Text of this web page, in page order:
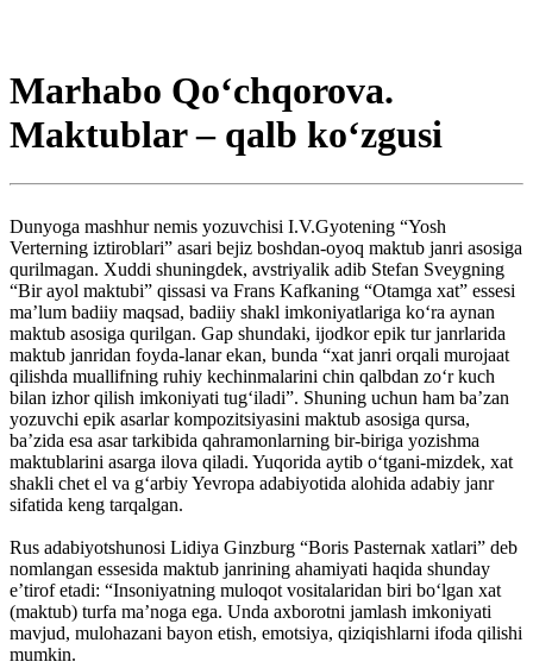
Marhabo Qo‘chqorova.
Maktublar – qalb ko‘zgusi
Dunyoga mashhur nemis yozuvchisi I.V.Gyotening “Yosh
Verterning iztiroblari” asari bejiz boshdan-oyoq maktub janri asosiga
qurilmagan. Xuddi shuningdek, avstriyalik adib Stefan Sveygning
“Bir ayol maktubi” qissasi va Frans Kafkaning “Otamga xat” essesi
ma’lum badiiy maqsad, badiiy shakl imkoniyatlariga ko‘ra aynan
maktub asosiga qurilgan. Gap shundaki, ijodkor epik tur janrlarida
maktub janridan foyda-lanar ekan, bunda “xat janri orqali murojaat
qilishda muallifning ruhiy kechinmalarini chin qalbdan zo‘r kuch
bilan izhor qilish imkoniyati tug‘iladi”. Shuning uchun ham ba’zan
yozuvchi epik asarlar kompozitsiyasini maktub asosiga qursa,
ba’zida esa asar tarkibida qahramonlarning bir-biriga yozishma
maktublarini asarga ilova qiladi. Yuqorida aytib o‘tgani-mizdek, xat
shakli chet el va g‘arbiy Yevropa adabiyotida alohida adabiy janr
sifatida keng tarqalgan.
Rus adabiyotshunosi Lidiya Ginzburg “Boris Pasternak xatlari” deb
nomlangan essesida maktub janrining ahamiyati haqida shunday
e’tirof etadi: “Insoniyatning muloqot vositalaridan biri bo‘lgan xat
(maktub) turfa ma’noga ega. Unda axborotni jamlash imkoniyati
mavjud, mulohazani bayon etish, emotsiya, qiziqishlarni ifoda qilishi
mumkin.